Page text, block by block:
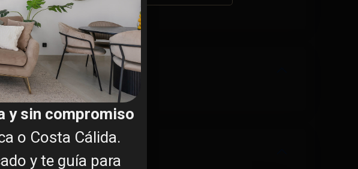
de planta
y sin compromiso
o Costa Cálida.
y te guía para